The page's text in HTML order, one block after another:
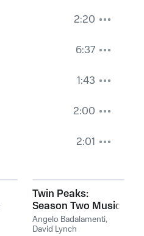
2:20
6:37
1:43
2:00
2:01
Twin Peaks:
Season Two Music
And More
Angelo Badalamenti,
David Lynch